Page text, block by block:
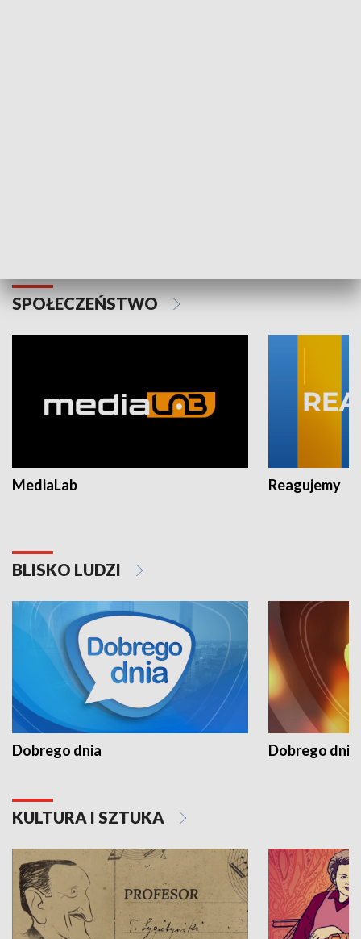
SPOŁECZEŃSTWO
MediaLab Reagujemy
BLISKO LUDZI
Dobrego dnia Dobrego dnia
KULTURA I SZTUKA